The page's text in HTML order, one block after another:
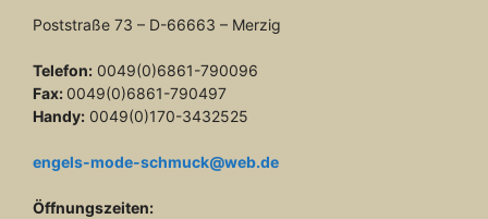
Poststraße 73 – D-66663 – Merzig
Telefon: 0049(0)6861-790096
Fax: 0049(0)6861-790497
Handy: 0049(0)170-3432525
engels-mode-schmuck@web.de
Öffnungszeiten: